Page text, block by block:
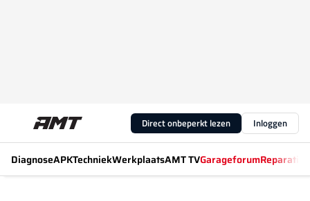
Direct onbeperkt lezen Inloggen
DiagnoseAPKTechniekWerkplaatsAMT TVGarageforum